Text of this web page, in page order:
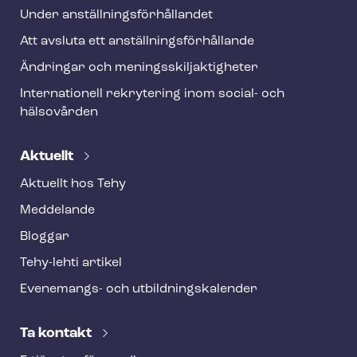
Under an­ställ­nings­för­hål­lan­det
Att avsluta ett an­ställ­nings­för­hål­lan­de
Ändringar och me­nings­skilj­ak­tig­he­ter
Internationell rekrytering inom social- och
hälsovården
Aktuellt
Aktuellt hos Tehy
Meddelande
Bloggar
Tehy-lehti artikel
Evenemangs- och ut­bild­nings­ka­len­der
Ta kontakt